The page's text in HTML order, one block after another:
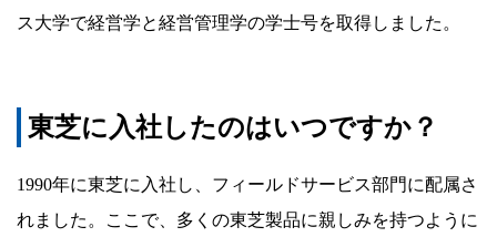
～
ス大学で経営学と経営管理学の学士号を取得しました。
東芝に入社したのはいつですか？
1990年に東芝に入社し、フィールドサービス部門に配属さ
れました。ここで、多くの東芝製品に親しみを持つように